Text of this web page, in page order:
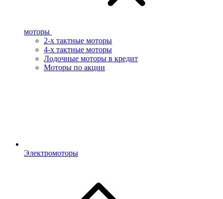
моторы
2-х тактные моторы
4-х тактные моторы
Лодочные моторы в кредит
Моторы по акции
Электромоторы